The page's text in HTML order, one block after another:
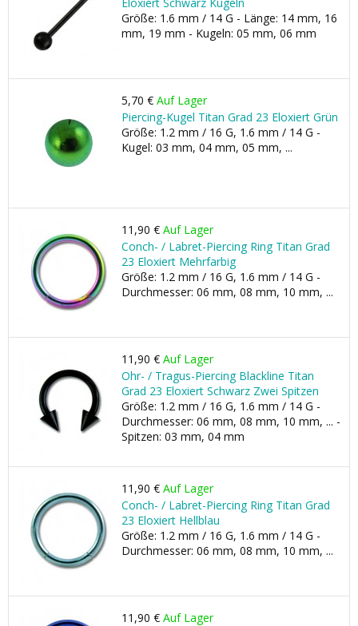
Größe: 1.6 mm / 14 G - Länge: 14 mm, 16
mm, 19 mm - Kugeln: 05 mm, 06 mm
5,70 € Auf Lager
Piercing-Kugel Titan Grad 23 Eloxiert Grün
Größe: 1.2 mm / 16 G, 1.6 mm / 14 G -
Kugel: 03 mm, 04 mm, 05 mm, ...
11,90 € Auf Lager
Conch- / Labret-Piercing Ring Titan Grad
23 Eloxiert Mehrfarbig
Größe: 1.2 mm / 16 G, 1.6 mm / 14 G -
Durchmesser: 06 mm, 08 mm, 10 mm, ...
11,90 € Auf Lager
Ohr- / Tragus-Piercing Blackline Titan
Grad 23 Eloxiert Schwarz Zwei Spitzen
Größe: 1.2 mm / 16 G, 1.6 mm / 14 G -
Durchmesser: 06 mm, 08 mm, 10 mm, ... -
Spitzen: 03 mm, 04 mm
11,90 € Auf Lager
Conch- / Labret-Piercing Ring Titan Grad
23 Eloxiert Hellblau
Größe: 1.2 mm / 16 G, 1.6 mm / 14 G -
Durchmesser: 06 mm, 08 mm, 10 mm, ...
11,90 € Auf Lager